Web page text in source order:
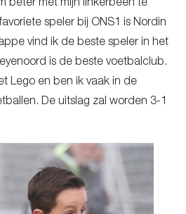
beter met mijn linkerbeen te
speler bij ONS1 is Nordin
vind ik de beste speler in het
is de beste voetbalclub.
Lego en ben ik vaak in de
De uitslag zal worden 3-1